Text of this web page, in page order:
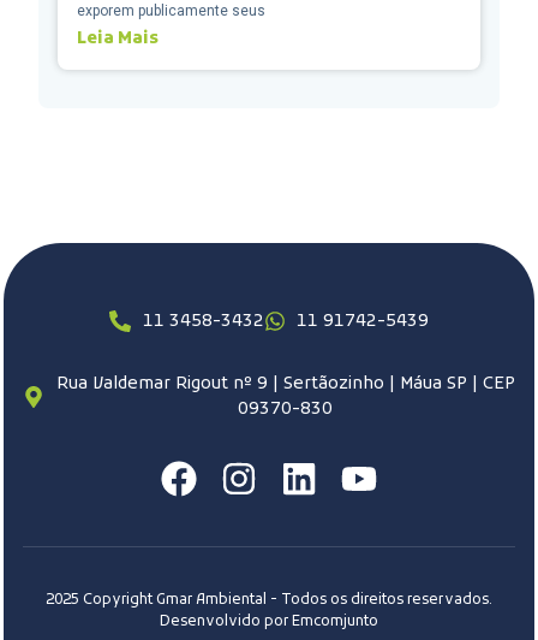
exporem publicamente seus
Leia Mais
11 3458-3432 11 91742-5439
Rua Valdemar Rigout nº 9 | Sertãozinho | Máua SP | CEP
09370-830
2025 Copyright Gmar Ambiental - Todos os direitos reservados.
Desenvolvido por Emcomjunto